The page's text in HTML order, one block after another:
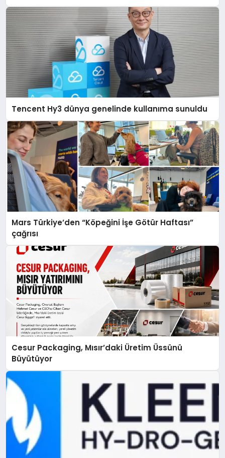
Tencent Hy3 dünya genelinde kullanıma sunuldu
Mars Türkiye’den “Köpeğini İşe Götür Haftası”
çağrısı
Cesur Packaging, Mısır’daki Üretim Üssünü
Büyütüyor